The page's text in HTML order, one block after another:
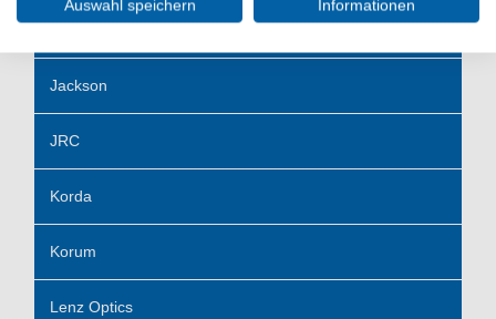
Jackson
JRC
Korda
Korum
Lenz Optics
Auswahl speichern Informationen